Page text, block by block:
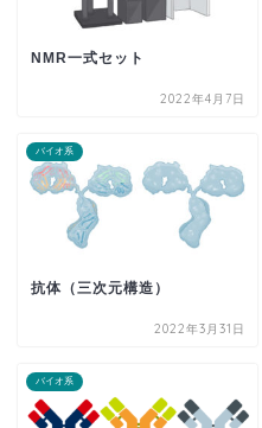
NMR一式セット
2022年4月7日
バイオ系
抗体（三次元構造）
2022年3月31日
バイオ系